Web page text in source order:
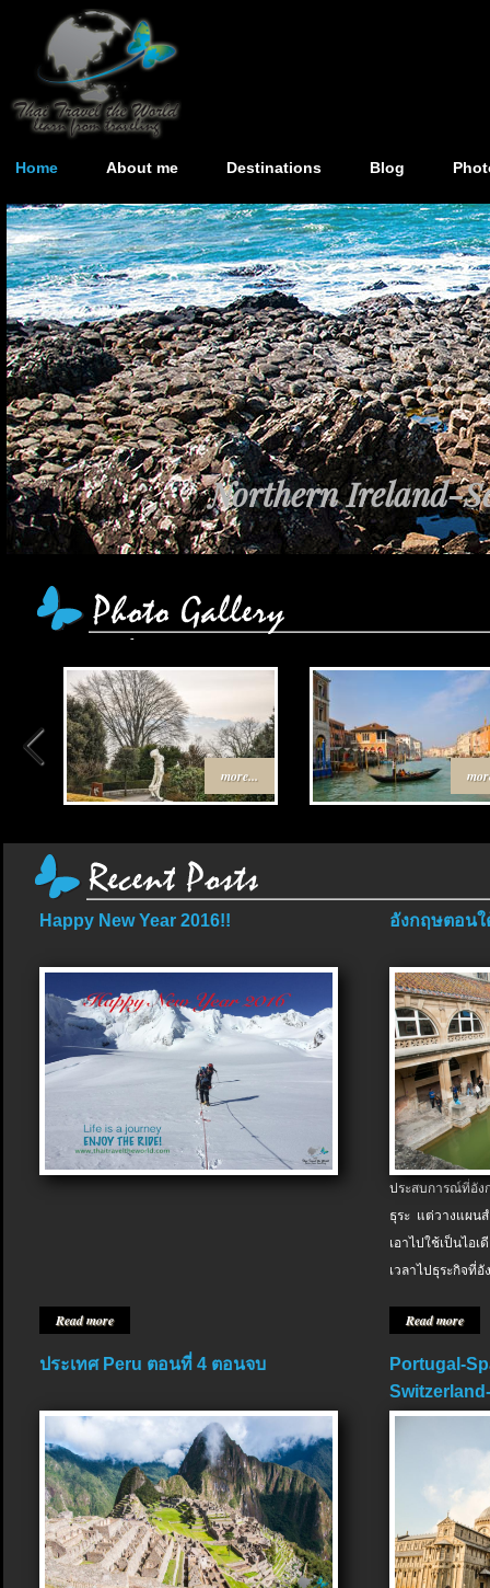
Home About me Destinations Blog
Northern Ireland-
more...
Happy New Year 2016!!
Read more
อังกฤษตอนใ
ประสบการณ์ที่อัง
ธุระ แต่วางแผน
เอาไปใช้เป็นไอ
เวลาไปธุระกิจที่อั
Read more
ประเทศ Peru ตอนที่ 4 ตอนจบ
Portugal-